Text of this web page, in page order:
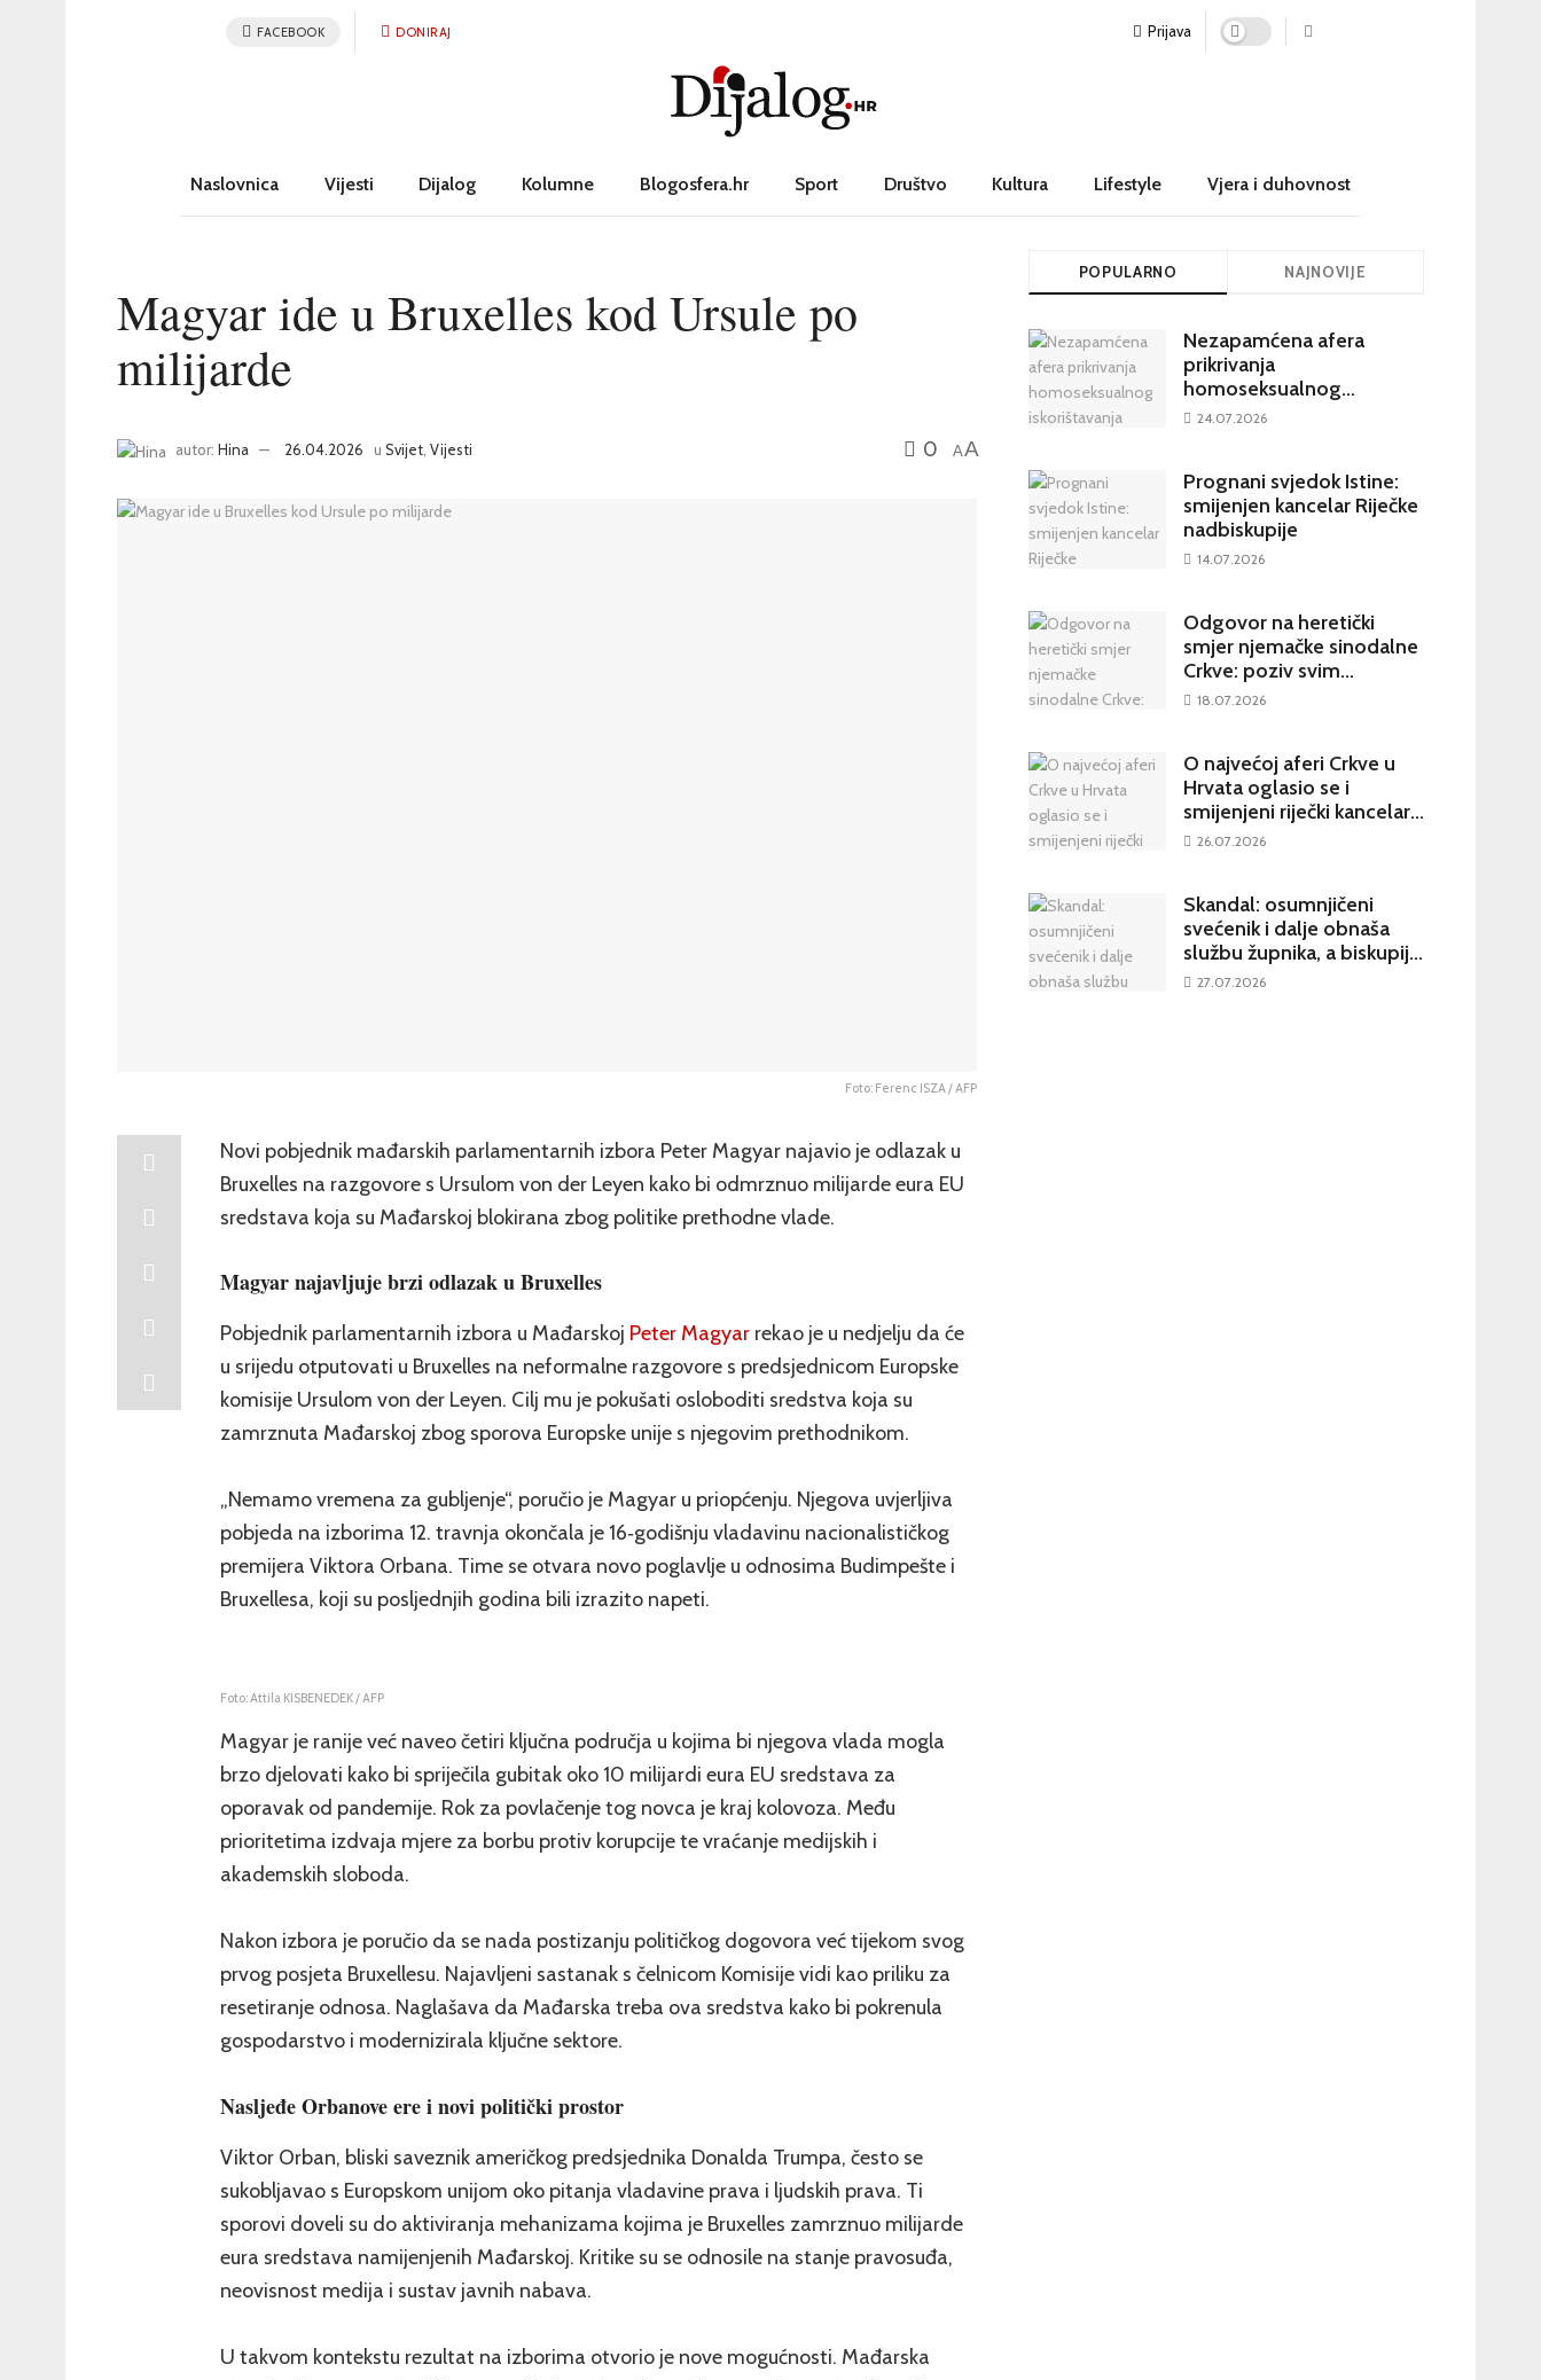
FACEBOOK DONIRAJ Prijava
Naslovnica Vijesti Dijalog Kolumne Blogosfera.hr Sport Društvo Kultura Lifestyle Vjera i duhovnost
Magyar ide u Bruxelles kod Ursule po
milijarde
autor: Hina 26.04.2026 u Svijet Vijesti 0 AA
Foto: Ferenc ISZA / AFP
Novi pobjednik mađarskih parlamentarnih izbora Peter Magyar najavio je odlazak u
Bruxelles na razgovore s Ursulom von der Leyen kako bi odmrznuo milijarde eura EU
sredstava koja su Mađarskoj blokirana zbog politike prethodne vlade.
Magyar najavljuje brzi odlazak u Bruxelles
Pobjednik parlamentarnih izbora u Mađarskoj Peter Magyar rekao je u nedjelju da će
u srijedu otputovati u Bruxelles na neformalne razgovore s predsjednicom Europske
komisije Ursulom von der Leyen. Cilj mu je pokušati osloboditi sredstva koja su
zamrznuta Mađarskoj zbog sporova Europske unije s njegovim prethodnikom.
„Nemamo vremena za gubljenje“, poručio je Magyar u priopćenju. Njegova uvjerljiva
pobjeda na izborima 12. travnja okončala je 16‑godišnju vladavinu nacionalističkog
premijera Viktora Orbana. Time se otvara novo poglavlje u odnosima Budimpešte i
Bruxellesa, koji su posljednjih godina bili izrazito napeti.
Foto: Attila KISBENEDEK / AFP
Magyar je ranije već naveo četiri ključna područja u kojima bi njegova vlada mogla
brzo djelovati kako bi spriječila gubitak oko 10 milijardi eura EU sredstava za
oporavak od pandemije. Rok za povlačenje tog novca je kraj kolovoza. Među
prioritetima izdvaja mjere za borbu protiv korupcije te vraćanje medijskih i
akademskih sloboda.
Nakon izbora je poručio da se nada postizanju političkog dogovora već tijekom svog
prvog posjeta Bruxellesu. Najavljeni sastanak s čelnicom Komisije vidi kao priliku za
resetiranje odnosa. Naglašava da Mađarska treba ova sredstva kako bi pokrenula
gospodarstvo i modernizirala ključne sektore.
Nasljeđe Orbanove ere i novi politički prostor
Viktor Orban, bliski saveznik američkog predsjednika Donalda Trumpa, često se
sukobljavao s Europskom unijom oko pitanja vladavine prava i ljudskih prava. Ti
sporovi doveli su do aktiviranja mehanizama kojima je Bruxelles zamrznuo milijarde
eura sredstava namijenjenih Mađarskoj. Kritike su se odnosile na stanje pravosuđa,
neovisnost medija i sustav javnih nabava.
U takvom kontekstu rezultat na izborima otvorio je nove mogućnosti. Mađarska
POPULARNO NAJNOVIJE
Nezapamćena afera
prikrivanja
homoseksualnog
iskorištavanja maloljetnika
Hrvatsku
24.07.2026
Prognani svjedok Istine:
smijenjen kancelar Riječke
nadbiskupije
14.07.2026
Odgovor na heretički
smjer njemačke sinodalne
Crkve: poziv svim
katolicima na potpisivanje
18.07.2026
O najvećoj aferi Crkve u
Hrvata oglasio se i
smijenjeni riječki kancelar:
kultura šutnje stvara nove
26.07.2026
Skandal: osumnjičeni
svećenik i dalje obnaša
službu župnika, a biskupija
priopćila da je sve
27.07.2026